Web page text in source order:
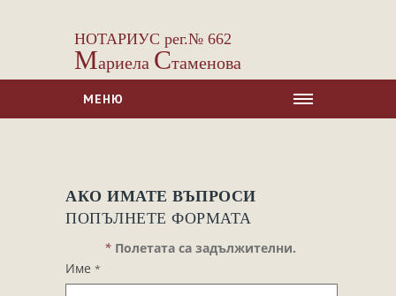
НОТАРИУС рег.№ 662
Мариела Стаменова
МЕНЮ
УСЛУГИ
Ипотеки
АКО ИМАТЕ ВЪПРОСИ
ПОПЪЛНЕТЕ ФОРМАТА
*Полетата са задължителни.
Име *